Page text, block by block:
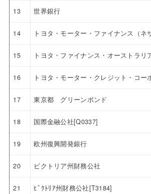
13 世界銀行
14 トヨタ・モーター・ファイナンス（ネ
15 トヨタ・ファイナンス・オーストラリ
16 トヨタ・モーター・クレジット・コー
17 東京都 グリーンボンド
18 国際金融公社[Q0337]
19 欧州復興開発銀行
20 ビクトリア州財務公社
21 ﾋﾞｸﾄﾘｱ州財務公社[T3184]